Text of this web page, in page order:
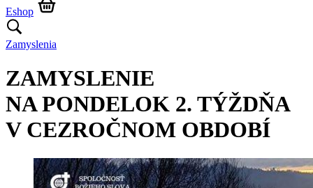
Eshop
Zamyslenia
ZAMYSLENIE
NA PONDELOK 2. TÝŽDŇA
V CEZROČNOM OBDOBÍ